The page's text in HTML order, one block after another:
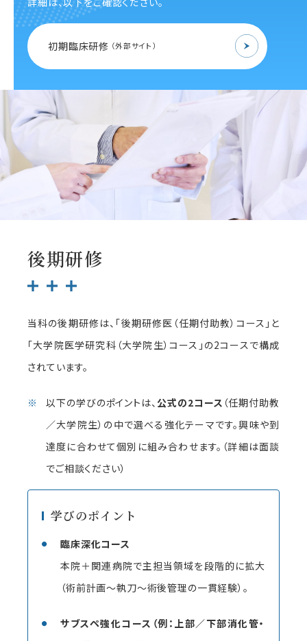
初期臨床研修 （外部サイト）
後期研修
当科の後期研修は、「後期研修医（任期付助教）コース」と
「大学院医学研究科（大学院生）コース」の2コースで構成
されています。
以下の学びのポイントは、公式の2コース （任期付助教
／大学院生）の中で選べる強化テーマです。興味や到
達度に合わせて個別に組み合わせます。（詳細は面談
でご相談ください）
学びのポイント
臨床深化コース
本院＋関連病院で主担当領域を段階的に拡大
（術前計画～執刀～術後管理の一貫経験）。
サブスペ強化コース（例：上部／下部消化管・